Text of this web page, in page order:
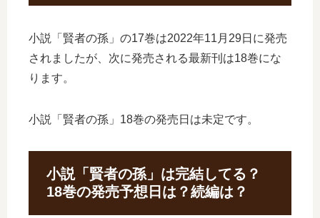
小説「賢者の孫」の17巻は2022年11月29日に発売
されましたが、次に発売される最新刊は18巻にな
ります。
小説「賢者の孫」18巻の発売日は未定です。
小説「賢者の孫」は完結してる？
18巻の発売予想日は？続編は？